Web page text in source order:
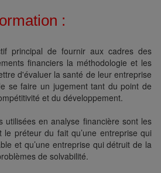
:
principal de fournir aux cadres des
financiers la méthodologie et les
d'évaluer la santé de leur entreprise
se faire un jugement tant du point de
et du développement.
utilisées en analyse financière sont les
préteur du fait qu’une entreprise qui
et qu’une entreprise qui détruit de la
de solvabilité.